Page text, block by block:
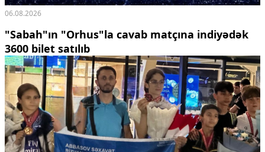
06.08.2026
"Sabah"ın "Orhus"la cavab matçına indiyədək
3600 bilet satılıb